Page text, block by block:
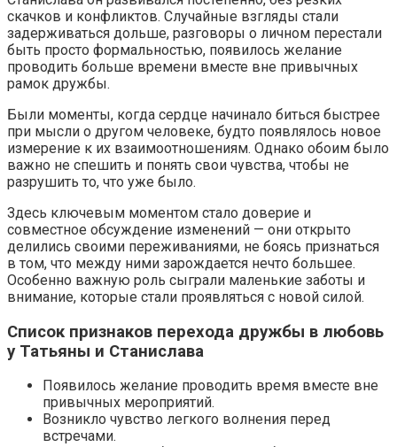
скачков и конфликтов. Случайные взгляды стали
задерживаться дольше, разговоры о личном перестали
быть просто формальностью, появилось желание
проводить больше времени вместе вне привычных
рамок дружбы.
Были моменты, когда сердце начинало биться быстрее
при мысли о другом человеке, будто появлялось новое
измерение к их взаимоотношениям. Однако обоим было
важно не спешить и понять свои чувства, чтобы не
разрушить то, что уже было.
Здесь ключевым моментом стало доверие и
совместное обсуждение изменений — они открыто
делились своими переживаниями, не боясь признаться
в том, что между ними зарождается нечто большее.
Особенно важную роль сыграли маленькие заботы и
внимание, которые стали проявляться с новой силой.
Список признаков перехода дружбы в любовь
у Татьяны и Станислава
Появилось желание проводить время вместе вне
привычных мероприятий.
Возникло чувство легкого волнения перед
встречами.